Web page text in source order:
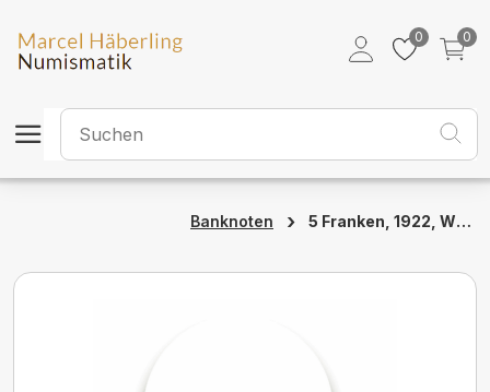
0
0
Banknoten › 5 Franken, 1922, Wilhelm Tell, ungebraucht, bankfrisch - 100%